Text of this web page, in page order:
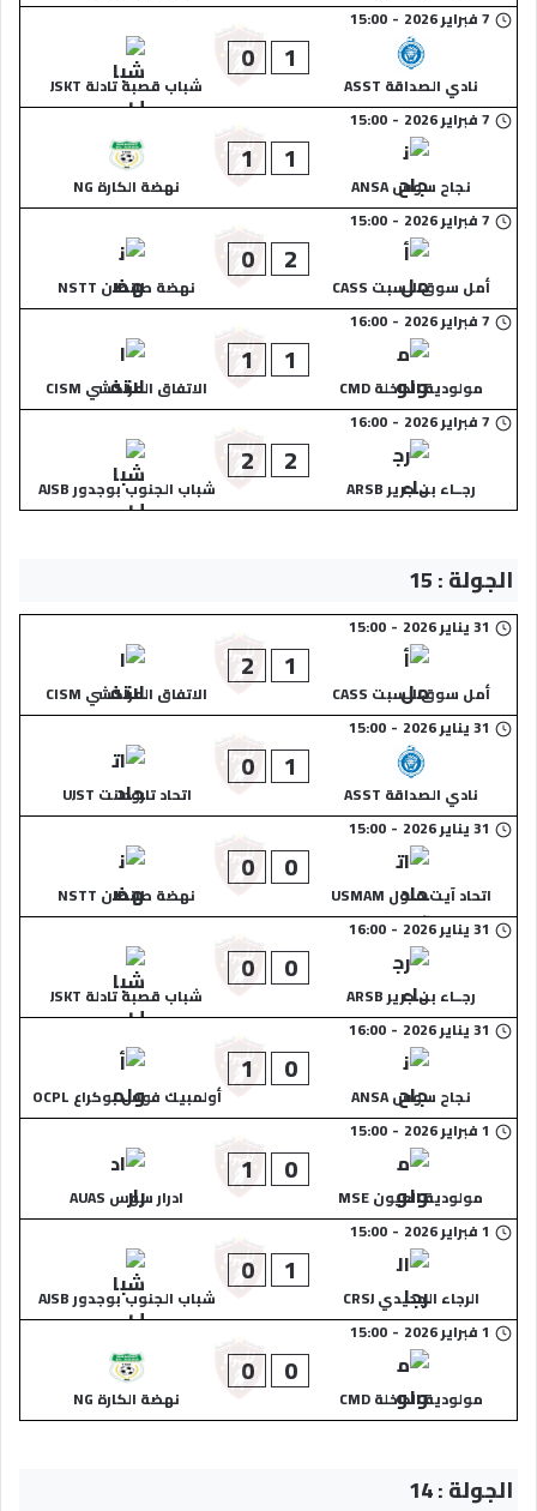
7 فبراير 2026
-
15:00
نادي الصداقة ASST
1
0
شباب قصبة تادلة JSKT
7 فبراير 2026
-
15:00
نجاح سوس ANSA
1
1
نهضة الكارة NG
7 فبراير 2026
-
15:00
أمل سوق السبت CASS
2
0
نهضة طانطان NSTT
7 فبراير 2026
-
16:00
مولودية الداخلة CMD
1
1
الاتفاق المراكشي CISM
7 فبراير 2026
-
16:00
رجــاء بن جرير ARSB
2
2
شباب الجنوب بوجدور AJSB
الجولة : 15
31 يناير 2026 -
15:00
أمل سوق السبت CASS
1
2
الاتفاق المراكشي CISM
31 يناير 2026
-
15:00
نادي الصداقة ASST
1
0
اتحاد تارودانت UJST
31 يناير 2026
-
15:00
اتحاد آيت ملول USMAM
0
0
نهضة طانطان NSTT
31 يناير 2026
-
16:00
رجــاء بن جرير ARSB
0
0
شباب قصبة تادلة JSKT
31 يناير 2026
-
16:00
نجاح سوس ANSA
0
1
أولمبيك فوس بوكراع OCPL
1 فبراير 2026
-
15:00
مولودية العيون MSE
0
1
ادرار سوس AUAS
1 فبراير 2026
-
15:00
الرجاء الجديدي CRSJ
1
0
شباب الجنوب بوجدور AJSB
1 فبراير 2026
-
15:00
مولودية الداخلة CMD
0
0
نهضة الكارة NG
الجولة : 14